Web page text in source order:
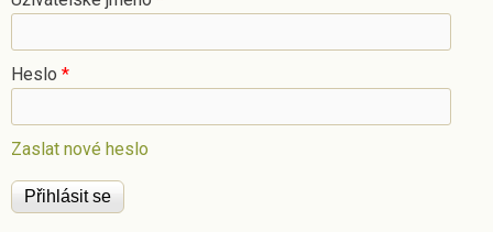
Heslo *
Zaslat nové heslo